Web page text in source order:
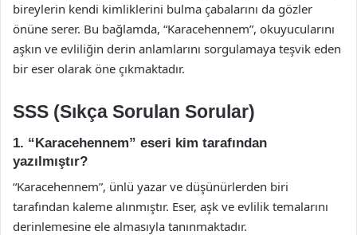
bireylerin kendi kimliklerini bulma çabalarını da gözler
önüne serer. Bu bağlamda, “Karacehennem”, okuyucularını
aşkın ve evliliğin derin anlamlarını sorgulamaya teşvik eden
bir eser olarak öne çıkmaktadır.
SSS (Sıkça Sorulan Sorular)
1. “Karacehennem” eseri kim tarafından
yazılmıştır?
“Karacehennem”, ünlü yazar ve düşünürlerden biri
tarafından kaleme alınmıştır. Eser, aşk ve evlilik temalarını
derinlemesine ele almasıyla tanınmaktadır.